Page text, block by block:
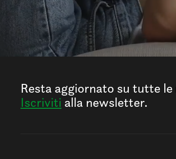
Resta aggiornato su tutte
Iscriviti alla newsletter.